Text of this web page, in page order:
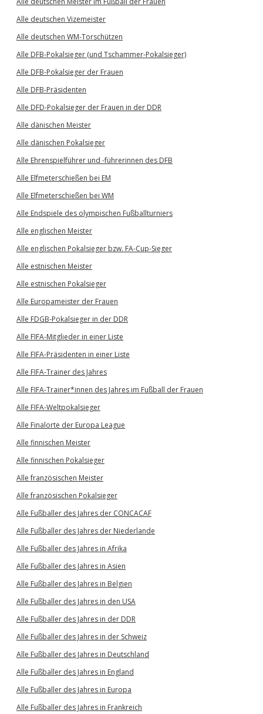
Alle deutschen Vizemeister
Alle deutschen WM-Torschützen
Alle DFB-Pokalsieger (und Tschammer-Pokalsieger)
Alle DFB-Pokalsieger der Frauen
Alle DFB-Präsidenten
Alle DFD-Pokalsieger der Frauen in der DDR
Alle dänischen Meister
Alle dänischen Pokalsieger
Alle Ehrenspielführer und -führerinnen des DFB
Alle Elfmeterschießen bei EM
Alle Elfmeterschießen bei WM
Alle Endspiele des olympischen Fußballturniers
Alle englischen Meister
Alle englischen Pokalsieger bzw. FA-Cup-Sieger
Alle estnischen Meister
Alle estnischen Pokalsieger
Alle Europameister der Frauen
Alle FDGB-Pokalsieger in der DDR
Alle FIFA-Mitglieder in einer Liste
Alle FIFA-Präsidenten in einer Liste
Alle FIFA-Trainer des Jahres
Alle FIFA-Trainer*innen des Jahres im Fußball der Frauen
Alle FIFA-Weltpokalsieger
Alle Finalorte der Europa League
Alle finnischen Meister
Alle finnischen Pokalsieger
Alle französischen Meister
Alle französischen Pokalsieger
Alle Fußballer des Jahres der CONCACAF
Alle Fußballer des Jahres der Niederlande
Alle Fußballer des Jahres in Afrika
Alle Fußballer des Jahres in Asien
Alle Fußballer des Jahres in Belgien
Alle Fußballer des Jahres in den USA
Alle Fußballer des Jahres in der DDR
Alle Fußballer des Jahres in der Schweiz
Alle Fußballer des Jahres in Deutschland
Alle Fußballer des Jahres in England
Alle Fußballer des Jahres in Europa
Alle Fußballer des Jahres in Frankreich